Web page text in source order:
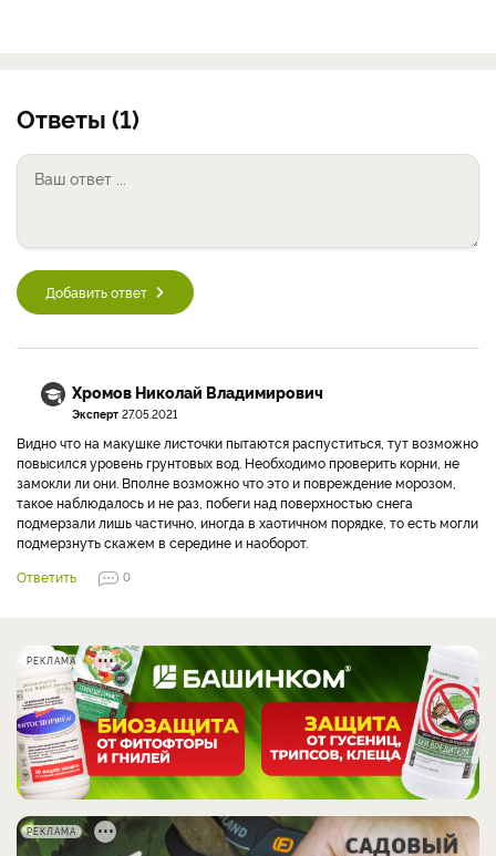
Ответы (1)
Добавить ответ
Хромов Николай Владимирович
Эксперт 27.05.2021
Видно что на макушке листочки пытаются распуститься, тут возможно
повысился уровень грунтовых вод. Необходимо проверить корни, не
замокли ли они. Вполне возможно что это и повреждение морозом,
такое наблюдалось и не раз, побеги над поверхностью снега
подмерзали лишь частично, иногда в хаотичном порядке, то есть могли
подмерзнуть скажем в середине и наоборот.
Ответить
0
РЕКЛАМА
РЕКЛАМА